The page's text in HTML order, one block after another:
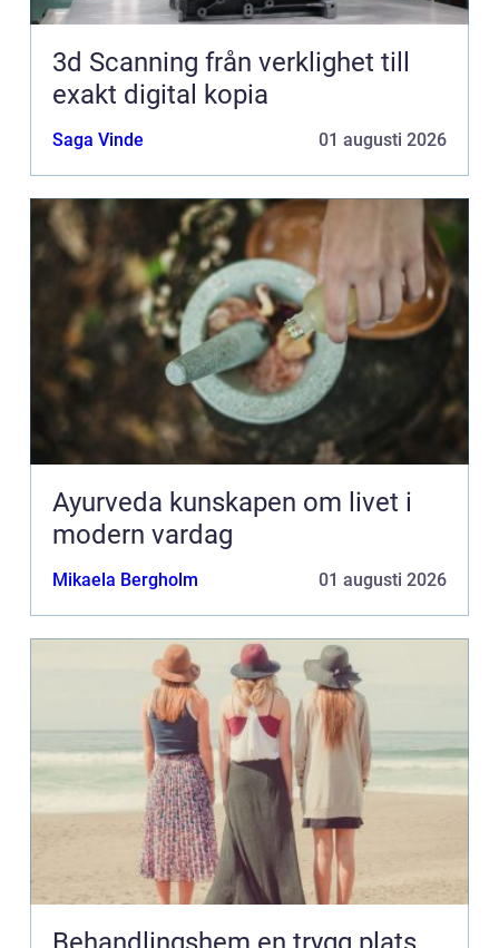
3d Scanning från verklighet till
exakt digital kopia
Saga Vinde 01 augusti 2026
Ayurveda kunskapen om livet i
modern vardag
Mikaela Bergholm 01 augusti 2026